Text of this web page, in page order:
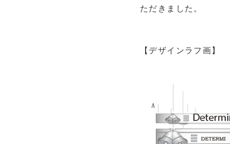
ただきました。
【デザインラフ画】